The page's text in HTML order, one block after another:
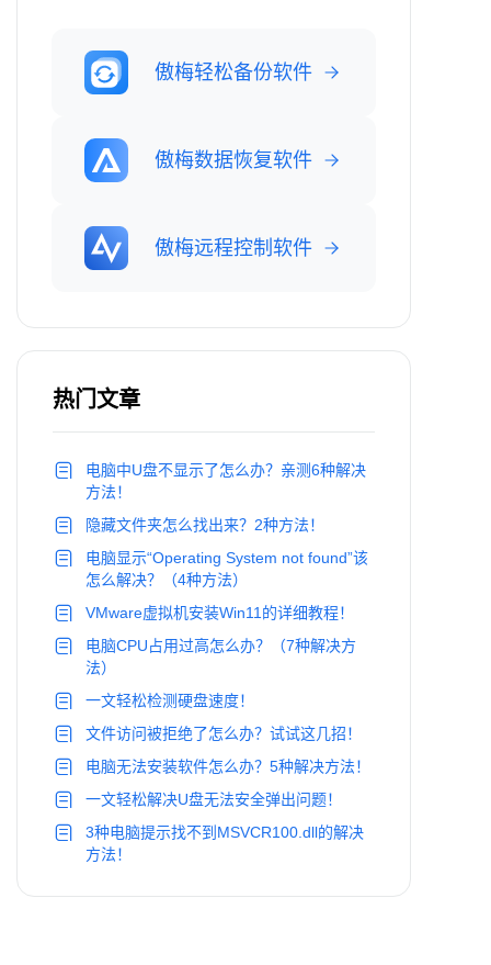
傲梅轻松备份软件
傲梅数据恢复软件
傲梅远程控制软件
热门文章
电脑中U盘不显示了怎么办？亲测6种解决
方法！
隐藏文件夹怎么找出来？2种方法！
电脑显示“Operating System not found”该
怎么解决？（4种方法）
VMware虚拟机安装Win11的详细教程！
电脑CPU占用过高怎么办？（7种解决方
法）
一文轻松检测硬盘速度！
文件访问被拒绝了怎么办？试试这几招！
电脑无法安装软件怎么办？5种解决方法！
一文轻松解决U盘无法安全弹出问题！
3种电脑提示找不到MSVCR100.dll的解决
方法！